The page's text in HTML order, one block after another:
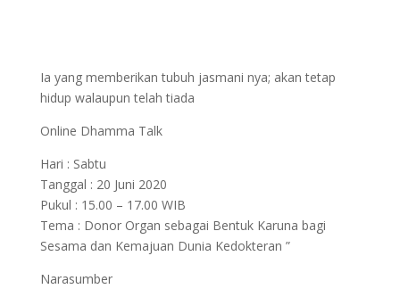
Ia yang memberikan tubuh jasmani nya; akan tetap
hidup walaupun telah tiada
Online Dhamma Talk
Hari : Sabtu
Tanggal : 20 Juni 2020
Pukul : 15.00 – 17.00 WIB
Tema : Donor Organ sebagai Bentuk Karuna bagi
Sesama dan Kemajuan Dunia Kedokteran ”
Narasumber